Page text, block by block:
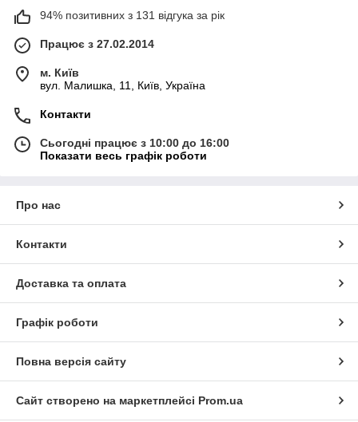
94% позитивних з 131 відгука за рік
Працює з 27.02.2014
м. Київ
вул. Малишка, 11, Київ, Україна
Контакти
Сьогодні працює з 10:00 до 16:00
Показати весь графік роботи
Про нас
Контакти
Доставка та оплата
Графік роботи
Повна версія сайту
Сайт створено на маркетплейсі Prom.ua